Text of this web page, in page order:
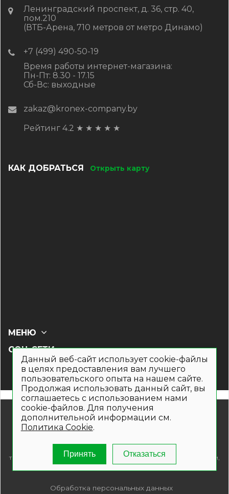
Ленинградский проспект, д. 36, стр. 40,
пом.210
(ВТБ-Арена, 710 метров от метро Динамо)
+7 (499) 490-50-19
Время работы интернет-магазина:
Пн-Пт: 8.30 - 17.15
Сб-Вс: выходные
zakaz@kronex-company.by
Рейтинг 4.2 ★ ★ ★ ★ ★
КАК ДОБРАТЬСЯ Открыть карту
СОЦ СЕТИ
МЕНЮ
© 2019- 2026. Общество с ограниченной ответственностью
«Кронекс»
Информация на сайте носит рекламно-информационный
товаров и (или) услуг , пожалуйста, обращайтесь по телефонам,
указанным на сайте.
Обработка персональных данных
Данный веб-сайт использует cookie-файлы
в целях предоставления вам лучшего
пользовательского опыта на нашем сайте.
Продолжая использовать данный сайт, вы
соглашаетесь с использованием нами
cookie-файлов. Для получения
дополнительной информации см.
Политика Cookie.
Принять Отказаться